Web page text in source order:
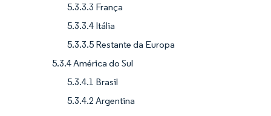
5.3.3.3 França
5.3.3.4 Itália
5.3.3.5 Restante da Europa
5.3.4 América do Sul
5.3.4.1 Brasil
5.3.4.2 Argentina